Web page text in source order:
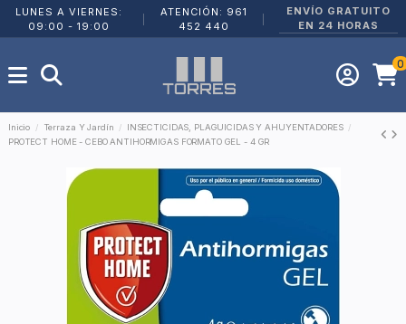
LUNES A VIERNES:
09:00 - 19:00
ATENCIÓN: 961
452 440
ENVÍO GRATUITO
EN 24 HORAS
0
Inicio Terraza Y Jardín
INSECTICIDAS, PLAGUICIDAS Y AHUYENTADORES
PROTECT HOME - CEBO ANTIHORMIGAS FORMATO GEL - 4 GR